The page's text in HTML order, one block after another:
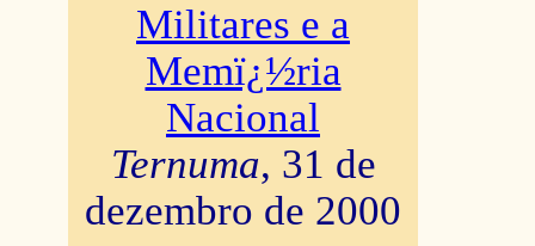
Militares e a
Memï¿½ria
Nacional
Ternuma, 31 de
dezembro de 2000